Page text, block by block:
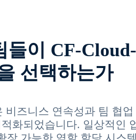
들이 CF-Cloud-
선택하는가
비즈니스 연속성과 팀 협업
화되었습니다. 일상적인